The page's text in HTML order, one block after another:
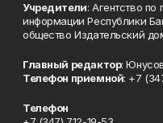
Учредители: Агентство
информации Республики
общество Издательский
Главный редактор:
Телефон приемной: +7
Телефон